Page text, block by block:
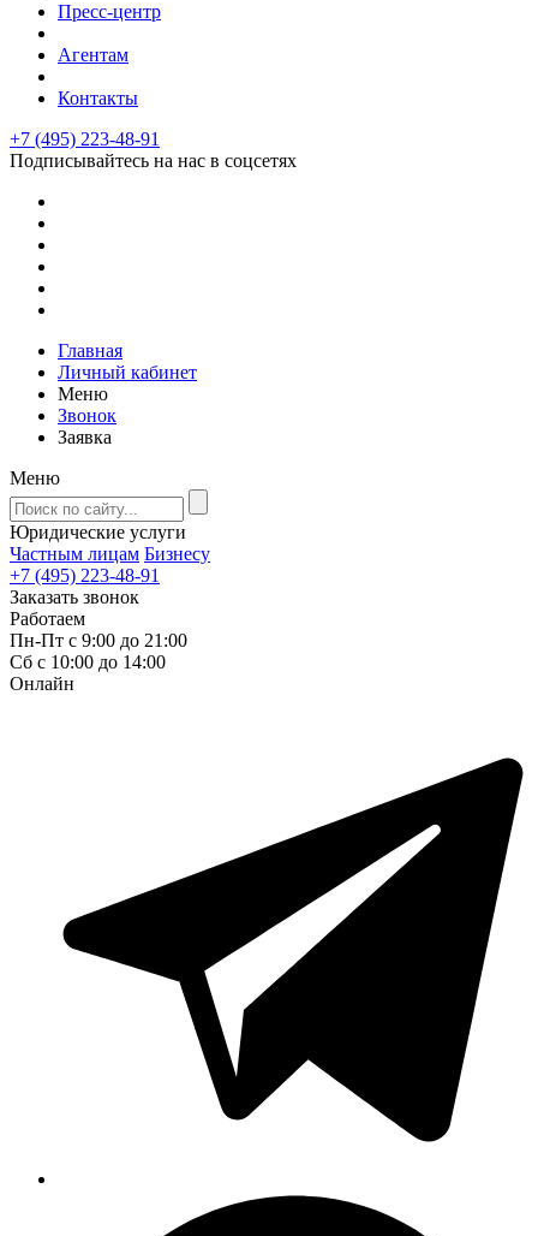
Пресс-центр
Агентам
Контакты
+7 (495) 223-48-91
Подписывайтесь на нас в соцсетях
Главная
Личный кабинет
Меню
Звонок
Заявка
Меню
Юридические услуги
Частным лицам Бизнесу
+7 (495) 223-48-91
Заказать звонок
Работаем
Пн-Пт с 9:00 до 21:00
Сб с 10:00 до 14:00
Онлайн